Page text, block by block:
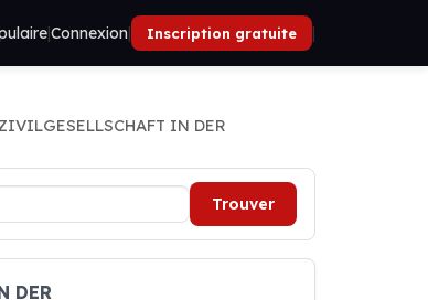
|Connexion| Inscription gratuite |
IN DER
Trouver
DER